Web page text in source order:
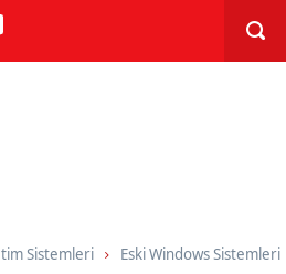
Sistemleri Eski Windows Sistemleri